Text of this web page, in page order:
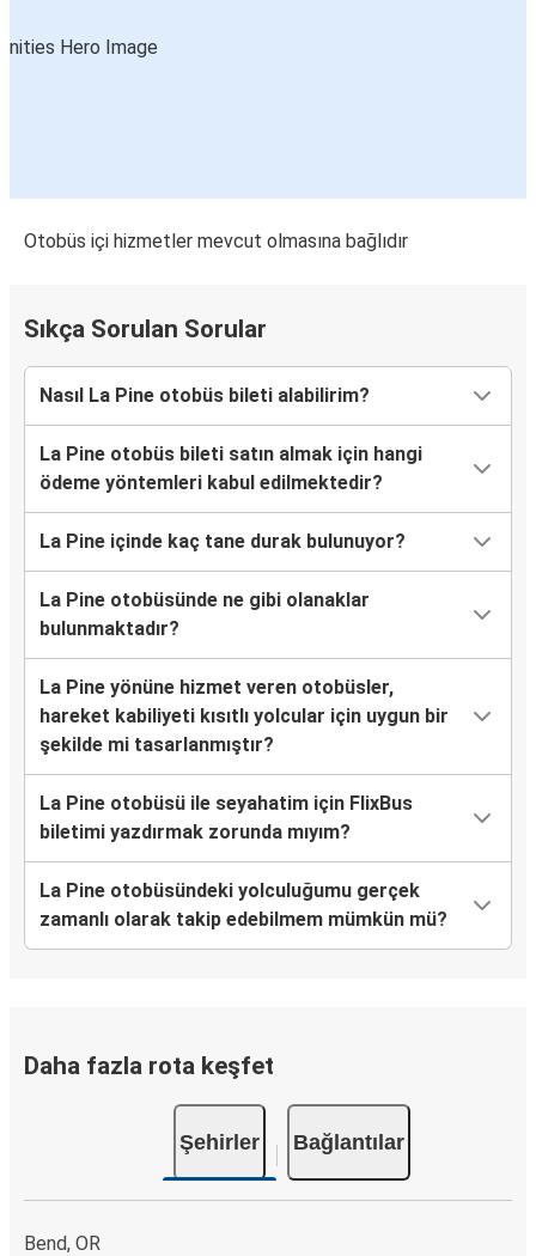
Otobüs içi hizmetler mevcut olmasına bağlıdır
Sıkça Sorulan Sorular
Nasıl La Pine otobüs bileti alabilirim?
La Pine otobüs bileti satın almak için hangi
ödeme yöntemleri kabul edilmektedir?
La Pine içinde kaç tane durak bulunuyor?
La Pine otobüsünde ne gibi olanaklar
bulunmaktadır?
La Pine yönüne hizmet veren otobüsler,
hareket kabiliyeti kısıtlı yolcular için uygun bir
şekilde mi tasarlanmıştır?
La Pine otobüsü ile seyahatim için FlixBus
biletimi yazdırmak zorunda mıyım?
La Pine otobüsündeki yolculuğumu gerçek
zamanlı olarak takip edebilmem mümkün mü?
Daha fazla rota keşfet
Şehirler Bağlantılar
Bend, OR